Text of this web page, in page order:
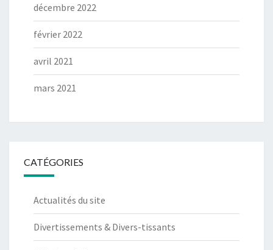
décembre 2022
février 2022
avril 2021
mars 2021
CATÉGORIES
Actualités du site
Divertissements & Divers-tissants